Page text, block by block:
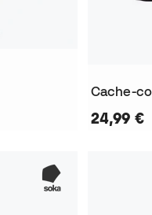
Cache-
24,99 €